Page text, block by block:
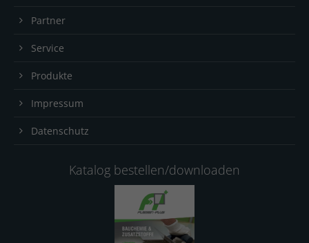
Partner
Service
Produkte
Impressum
Datenschutz
Katalog bestellen/downloaden